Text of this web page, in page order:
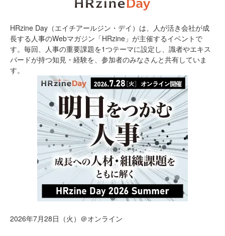
HRzine Day（エイチアールジン・デイ）は、人が活き会社が成
長する人事のWebマガジン「HRzine」が主催するイベントで
す。毎回、人事の重要課題を1つテーマに設定し、識者やエキス
パードが持つ知見・経験を、参加者のみなさんと共有していま
す。
2026年7月28日（火）＠オンライン